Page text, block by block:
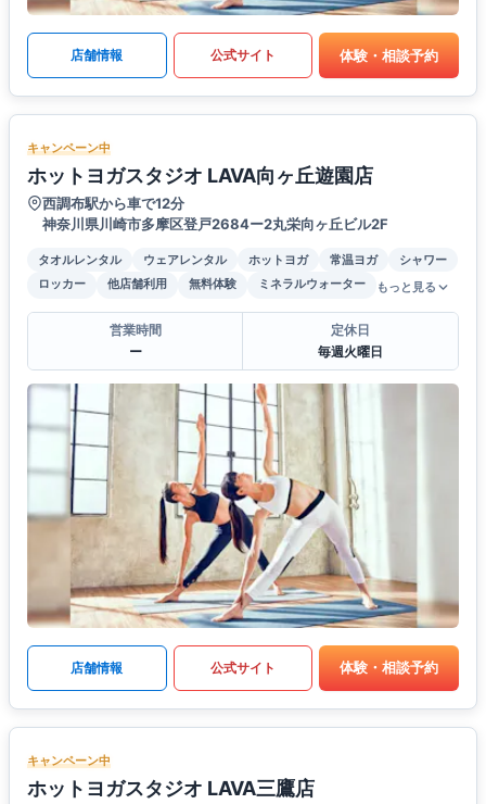
店舗情報 公式サイト 体験・相談予約
キャンペーン中
ホットヨガスタジオ LAVA向ヶ丘遊園店
西調布駅から車で12分
神奈川県川崎市多摩区登戸2684ー2丸栄向ヶ丘ビル2F
タオルレンタル ウェアレンタル ホットヨガ 常温ヨガ
シャワー
ロッカー
他店舗利用 無料体験 ミネラルウォーター もっと見る
営業時間
ー
定休日
毎週火曜日
店舗情報 公式サイト 体験・相談予約
キャンペーン中
ホットヨガスタジオ LAVA三鷹店